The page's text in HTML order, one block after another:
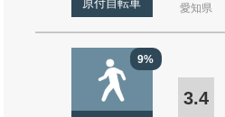
原付自転車 愛知県
9%
3.4